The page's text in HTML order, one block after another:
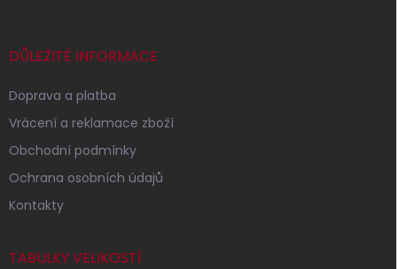
DŮLEŽITÉ INFORMACE
Doprava a platba
Vrácení a reklamace zboží
Obchodní podmínky
Ochrana osobních údajů
Kontakty
TABULKY VELIKOSTÍ